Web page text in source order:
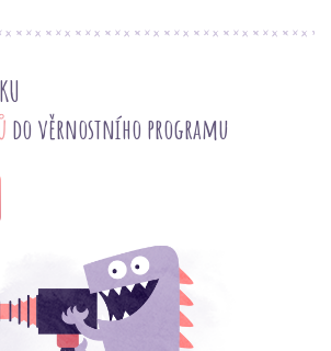
do věrnostního programu